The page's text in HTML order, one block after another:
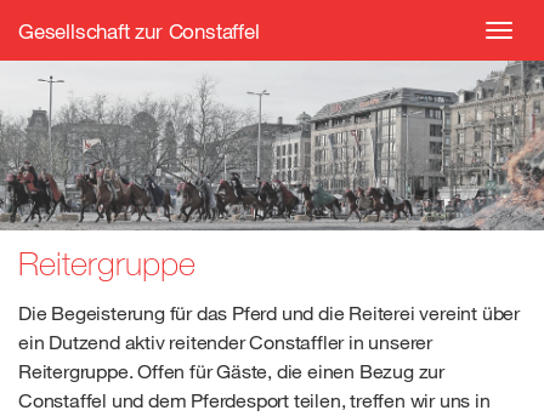
Gesellschaft zur Constaffel
Reitergruppe
Die Begeisterung für das Pferd und die Reiterei vereint über
ein Dutzend aktiv reitender Constaffler in unserer
Reitergruppe. Offen für Gäste, die einen Bezug zur
Constaffel und dem Pferdesport teilen, treffen wir uns in